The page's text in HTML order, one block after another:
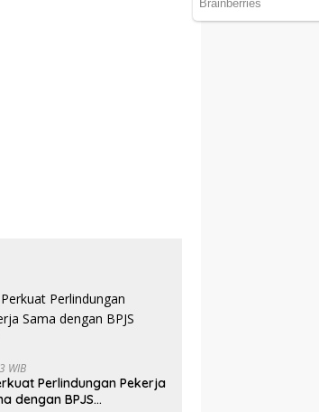
WIB
Perlindungan Pekerja
dengan BPJS